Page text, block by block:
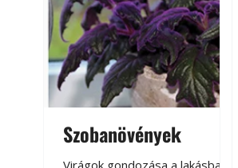
Szobanövények